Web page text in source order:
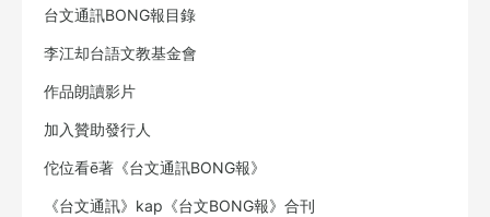
台文通訊BONG報目錄
李江却台語文教基金會
作品朗讀影片
加入贊助發行人
佗位看ē著《台文通訊BONG報》
《台文通訊》kap《台文BONG報》合刊